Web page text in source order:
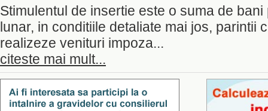
Stimulentul de insertie este o suma de
lunar, in conditiile detaliate mai jos, parintii
realizeze venituri impoza...
citeste mai mult...